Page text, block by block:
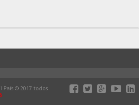
País © 2017 todos